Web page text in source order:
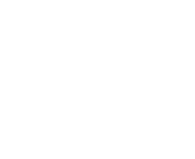
Desde la propia concejalía
«comportamiento
lluvias persistentes. Es por